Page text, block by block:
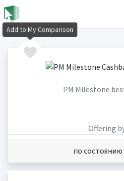
PM Milestone
Offering
по состоянию
Add to My Comparison